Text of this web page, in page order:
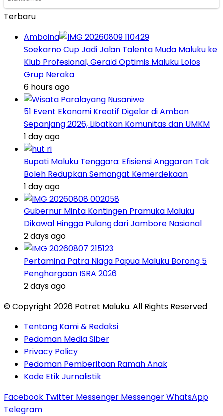
Terbaru
Amboina
Soekarno Cup Jadi Jalan Talenta Muda Maluku ke
Klub Profesional, Gerald Optimis Maluku Lolos
Grup Neraka
6 hours ago
51 Event Ekonomi Kreatif Digelar di Ambon
Sepanjang 2026, Libatkan Komunitas dan UMKM
1 day ago
Bupati Maluku Tenggara: Efisiensi Anggaran Tak
Boleh Redupkan Semangat Kemerdekaan
1 day ago
Gubernur Minta Kontingen Pramuka Maluku
Dikawal Hingga Pulang dari Jambore Nasional
2 days ago
Pertamina Patra Niaga Papua Maluku Borong 5
Penghargaan ISRA 2026
2 days ago
© Copyright 2026 Potret Maluku. All Rights Reserved
Tentang Kami & Redaksi
Pedoman Media Siber
Privacy Policy
Pedoman Pemberitaan Ramah Anak
Kode Etik Jurnalistik
Facebook Twitter Messenger MessengerWhatsApp
Telegram